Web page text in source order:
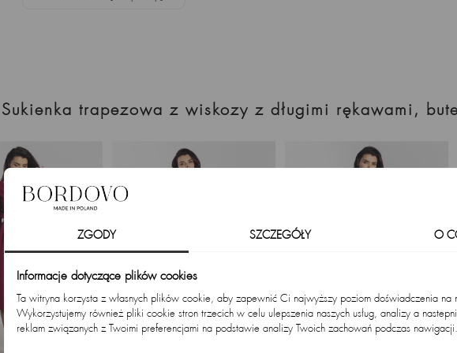
trapezowa z wiskozy z długimi rękawami,
ZGODY SZCZEGÓŁY O
Informacje dotyczące plików cookies
Ta witryna korzysta z własnych plików cookie, aby zapewnić Ci najwyższy poziom doświadczenia na
Wykorzystujemy również pliki cookie stron trzecich w celu ulepszenia naszych usług, analizy a
reklam związanych z Twoimi preferencjami na podstawie analizy Twoich zachowań podczas nawigacji.